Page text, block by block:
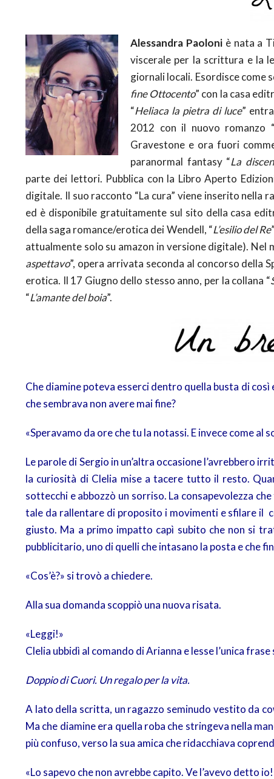
Alessandra Paoloniè nata a
viscerale per la scrittura e la
giornali locali. Esordisce come
fine Ottocento” con la casa
“Heliaca la pietra di luce”
2012 con il nuovo romanzo “
Gravestone e ora fuori
paranormal fantasy “La
parte dei lettori. Pubblica con la Libro Aperto
digitale. Il suo racconto “La cura” viene inserito nella
ed è disponibile gratuitamente sul sito della casa
della saga romance/erotica dei Wendell, “L’esilio del Re
attualmente solo su amazon in versione digitale). Nel
aspettavo”, opera arrivata seconda al concorso della
erotica. Il 17 Giugno dello stesso anno, per la collana “
“L’amante del boia”.
Che diamine poteva esserci dentro quella busta di
che sembrava non avere mai fine?
«Speravamo da ore che tu la notassi. E invece come
Le parole di Sergio in un’altra occasione l’avrebbero
la curiosità di Clelia mise a tacere tutto il resto.
sottecchi e abbozzò un sorriso. La consapevolezza
tale da rallentare di proposito i movimenti e sfilare il
giusto. Ma a primo impatto capì subito che non si
pubblicitario, uno di quelli che intasano la posta e che
«Cos’è?» si trovò a chiedere.
Alla sua domanda scoppiò una nuova risata.
«Leggi!»
Clelia ubbidì al comando di Arianna e lesse l’unica
Doppio di Cuori. Un regalo per la vita.
A lato della scritta, un ragazzo seminudo vestito da
Ma che diamine era quella roba che stringeva nella
più confuso, verso la sua amica che ridacchiava
«Lo sapevo che non avrebbe capito. Ve l’avevo detto